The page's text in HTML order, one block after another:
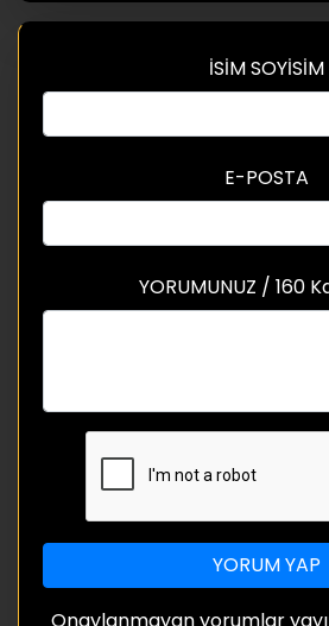
İSİM SOYİSİM
E-POSTA
YORUMUNUZ / 160
YORUM YAP
Onaylanmayan yorumlar